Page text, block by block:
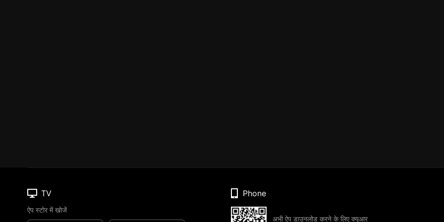
TV
ऐप स्टोर में खोजें
Phone
अभी ऐप डाउनलोड करने के लिए क्यूआर